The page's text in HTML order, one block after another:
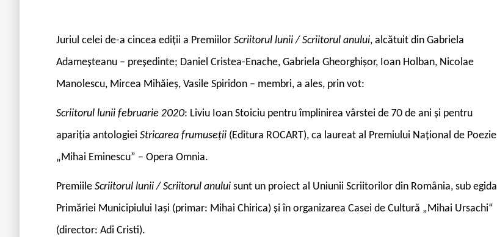
Juriul celei de-a cincea ediții a Premiilor Scriitorul lunii / Scriitorul anului, alcătuit din Gabriela
Adameșteanu – președinte; Daniel Cristea-Enache, Gabriela Gheorghișor, Ioan Holban, Nicolae
Manolescu, Mircea Mihăieș, Vasile Spiridon – membri, a ales, prin vot:
Scriitorul lunii februarie 2020: Liviu Ioan Stoiciu pentru împlinirea vârstei de 70 de ani și pentru
apariția antologiei Stricarea frumuseții (Editura ROCART), ca laureat al Premiului Național de Poezie
„Mihai Eminescu” – Opera Omnia.
Premiile Scriitorul lunii / Scriitorul anului sunt un proiect al Uniunii Scriitorilor din România, sub egida
Primăriei Municipiului Iași (primar: Mihai Chirica) și în organizarea Casei de Cultură „Mihai Ursachi“
(director: Adi Cristi).